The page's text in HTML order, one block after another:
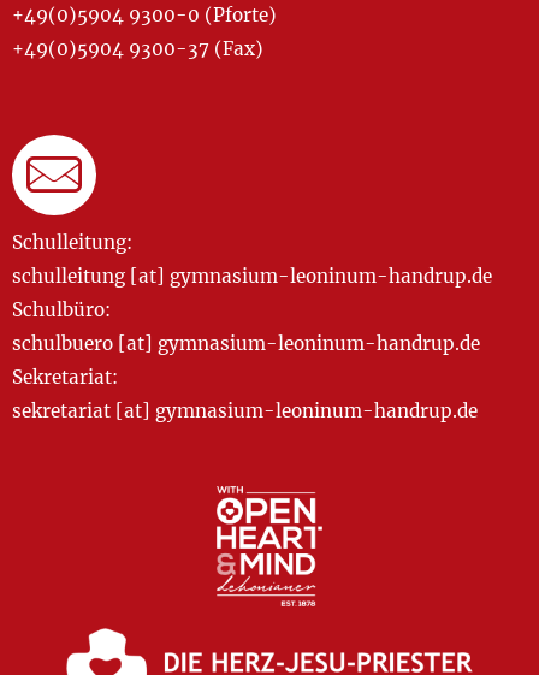
+49(0)5904 9300-0 (Pforte)
+49(0)5904 9300-37 (Fax)
Schulleitung:
schulleitung [at] gymnasium-leoninum-handrup.de
Schulbüro:
schulbuero [at] gymnasium-leoninum-handrup.de
Sekretariat:
sekretariat [at] gymnasium-leoninum-handrup.de